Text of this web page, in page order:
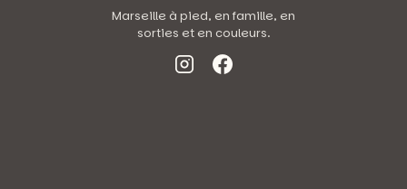
19
AU
FÉVRIER
Marseille à pied, en famille, en
sorties et en couleurs.